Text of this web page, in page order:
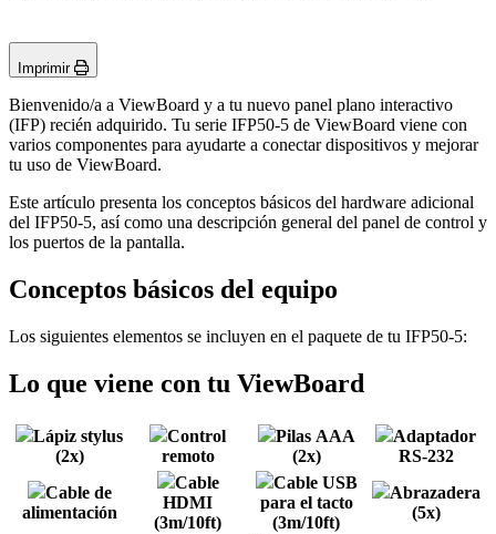
Imprimir
Bienvenido/a a ViewBoard y a tu nuevo panel plano interactivo
(IFP) recién adquirido. Tu serie IFP50-5 de ViewBoard viene con
varios componentes para ayudarte a conectar dispositivos y mejorar
tu uso de ViewBoard.
Este artículo presenta los conceptos básicos del hardware adicional
del IFP50-5, así como una descripción general del panel de control y
los puertos de la pantalla.
Conceptos básicos del equipo
Los siguientes elementos se incluyen en el paquete de tu IFP50-5:
Lo que viene con tu ViewBoard
Lápiz stylus
(2x)
Control
remoto
Pilas AAA
(2x)
Adaptador
RS-232
Cable de
alimentación
Cable
HDMI
(3m/10ft)
Cable USB
para el tacto
(3m/10ft)
Abrazadera
(5x)